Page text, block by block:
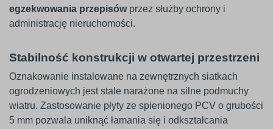
egzekwowania przepisówprzez służby ochrony i
administrację nieruchomości.
Stabilność konstrukcji w otwartej przestrzeni
Oznakowanie instalowane na zewnętrznych siatkach
ogrodzeniowych jest stale narażone na silne podmuchy
wiatru. Zastosowanie płyty ze spienionego PCV o grubości
5 mm pozwala uniknąć łamania się i odkształcania